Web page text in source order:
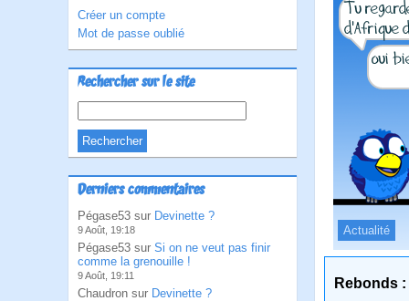
Créer un compte
Mot de passe oublié
Rechercher sur le site
Derniers commentaires
Pégase53 sur Devinette ?
9 Août, 19:18
Pégase53 sur Si on ne veut pas finir
comme la grenouille !
9 Août, 19:11
Chaudron sur Devinette ?
Actualité
Rebonds :